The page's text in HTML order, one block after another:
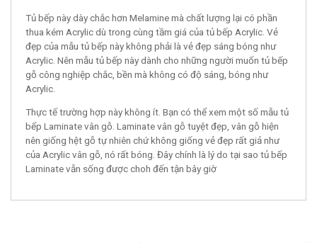
Tủ bếp này dày chắc hơn Melamine mà chất lượng lại có phần
thua kém Acrylic dù trong cùng tầm giá của tủ bếp Acrylic. Vẻ
đẹp của mẫu tủ bếp này không phải là vẻ đẹp sáng bóng như
Acrylic. Nên mẫu tủ bếp này dành cho những người muốn tủ bếp
gỗ công nghiệp chắc, bền mà không có độ sáng, bóng như
Acrylic.
Thực tế trường hợp này không ít. Bạn có thể xem một số mẫu tủ
bếp Laminate vân gỗ. Laminate vân gỗ tuyệt đẹp, vân gỗ hiện
nên giống hệt gỗ tự nhiên chứ không giống vẻ đẹp rất giả như
của Acrylic vân gỗ, nó rất bóng. Đây chính là lý do tại sao tủ bếp
Laminate vẫn sống được choh đến tận bây giờ